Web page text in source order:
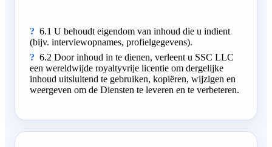
6.1 U behoudt eigendom van inhoud die u indient
(bijv. interviewopnames, profielgegevens).
6.2 Door inhoud in te dienen, verleent u SSC LLC
een wereldwijde royaltyvrije licentie om dergelijke
inhoud uitsluitend te gebruiken, kopiëren, wijzigen en
weergeven om de Diensten te leveren en te verbeteren.